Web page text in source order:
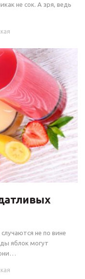
не сок. А зря, ведь
не по вине
яблок могут